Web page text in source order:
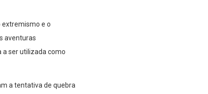
extremismo e o
aventuras
a ser utilizada como
a tentativa de quebra